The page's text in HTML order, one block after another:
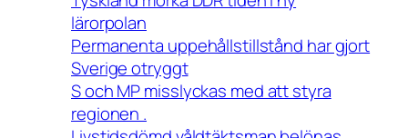
lärorpolan
Permanenta uppehållstillstånd har gjort
Sverige otryggt
S och MP misslyckas med att styra
regionen .